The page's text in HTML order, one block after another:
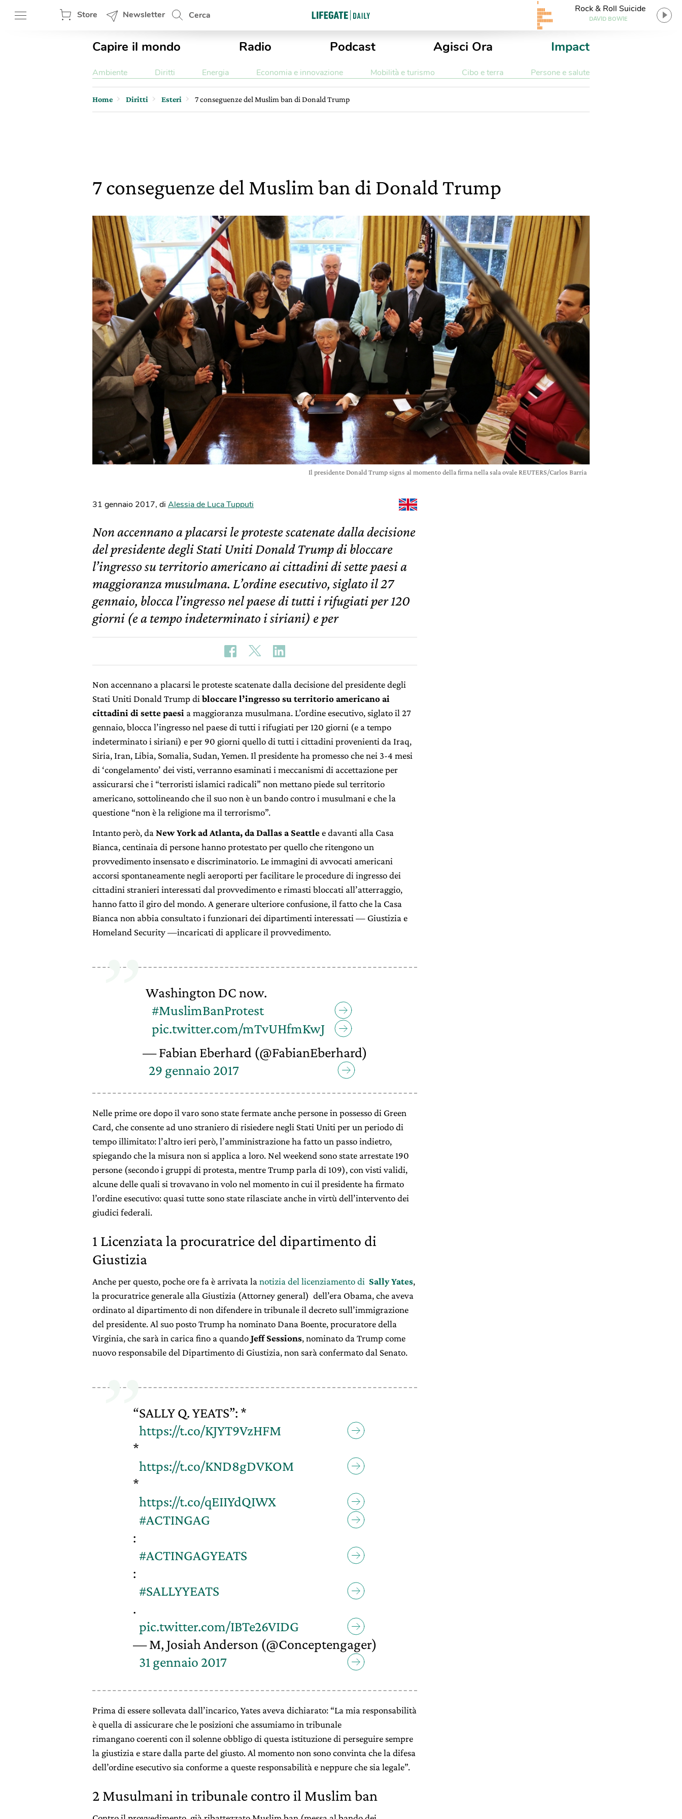
Store Newsletter Cerca
Rock & Roll Suicide
DAVID BOWIE
Capire il mondo Radio Podcast Agisci Ora Impact
Ambiente Diritti Energia Economia e innovazione Mobilità e turismo Cibo e terra Persone e salute
Home Diritti Esteri 7 conseguenze del Muslim ban di Donald Trump
7 conseguenze del Muslim ban di Donald Trump
Il presidente Donald Trump signs al momento della firma nella sala ovale REUTERS/Carlos Barria
31 gennaio 2017, di Alessia de Luca Tupputi
Non accennano a placarsi le proteste scatenate dalla decisione
del presidente degli Stati Uniti Donald Trump di bloccare
l’ingresso su territorio americano ai cittadini di sette paesi a
maggioranza musulmana. L’ordine esecutivo, siglato il 27
gennaio, blocca l’ingresso nel paese di tutti i rifugiati per 120
giorni (e a tempo indeterminato i siriani) e per
Non accennano a placarsi le proteste scatenate dalla decisione del presidente degli
Stati Uniti Donald Trump dibloccare l’ingresso su territorio americano ai
cittadini di sette paesi a maggioranza musulmana. L’ordine esecutivo, siglato il 27
gennaio, blocca l’ingresso nel paese di tutti i rifugiati per 120 giorni (e a tempo
indeterminato i siriani) e per 90 giorni quello di tutti i cittadini provenienti da Iraq,
Siria, Iran, Libia, Somalia, Sudan, Yemen. Il presidente ha promesso che nei 3-4 mesi
di ‘congelamento’ dei visti, verranno esaminati i meccanismi di accettazione per
assicurarsi che i “terroristi islamici radicali” non mettano piede sul territorio
americano, sottolineando che il suo non è un bando contro i musulmani e che la
questione “non è la religione ma il terrorismo”.
Intanto però, da New York ad Atlanta, da Dallas a Seattlee davanti alla Casa
Bianca, centinaia di persone hanno protestato per quello che ritengono un
provvedimento insensato e discriminatorio. Le immagini di avvocati americani
accorsi spontaneamente negli aeroporti per facilitare le procedure di ingresso dei
cittadini stranieri interessati dal provvedimento e rimasti bloccati all’atterraggio,
hanno fatto il giro del mondo. A generare ulteriore confusione, il fatto che la Casa
Bianca non abbia consultato i funzionari dei dipartimenti interessati — Giustizia e
Homeland Security —incaricati di applicare il provvedimento.
Washington DC now.
#MuslimBanProtest
pic.twitter.com/mTvUHfmKwJ
— Fabian Eberhard (@FabianEberhard)
29 gennaio 2017
Nelle prime ore dopo il varo sono state fermate anche persone in possesso di Green
Card, che consente ad uno straniero di risiedere negli Stati Uniti per un periodo di
tempo illimitato: l’altro ieri però, l’amministrazione ha fatto un passo indietro,
spiegando che la misura non si applica a loro. Nel weekend sono state arrestate 190
persone (secondo i gruppi di protesta, mentre Trump parla di 109), con visti validi,
alcune delle quali si trovavano in volo nel momento in cui il presidente ha firmato
l’ordine esecutivo: quasi tutte sono state rilasciate anche in virtù dell’intervento dei
giudici federali.
1 Licenziata la procuratrice del dipartimento di
Giustizia
Anche per questo, poche ore fa è arrivata la notizia del licenziamento di Sally Yates,
la procuratrice generale alla Giustizia (Attorney general) dell’era Obama, che aveva
ordinato al dipartimento di non difendere in tribunale il decreto sull’immigrazione
del presidente. Al suo posto Trump ha nominato Dana Boente, procuratore della
Virginia, che sarà in carica fino a quandoJeff Sessions, nominato da Trump come
nuovo responsabile del Dipartimento di Giustizia, non sarà confermato dal Senato.
“SALLY Q. YEATS”: *
https://t.co/KJYT9VzHFM
*
https://t.co/KND8gDVKOM
*
https://t.co/qEIIYdQIWX
#ACTINGAG
:
#ACTINGAGYEATS
:
#SALLYYEATS
.
pic.twitter.com/IBTe26VIDG
— M, Josiah Anderson (@Conceptengager)
31 gennaio 2017
Prima di essere sollevata dall’incarico, Yates aveva dichiarato: “La mia responsabilità
è quella di assicurare che le posizioni che assumiamo in tribunale
rimangano coerenti con il solenne obbligo di questa istituzione di perseguire sempre
la giustizia e stare dalla parte del giusto. Al momento non sono convinta che la difesa
dell’ordine esecutivo sia conforme a queste responsabilità e neppure che sia legale”.
2 Musulmani in tribunale contro il Muslim ban